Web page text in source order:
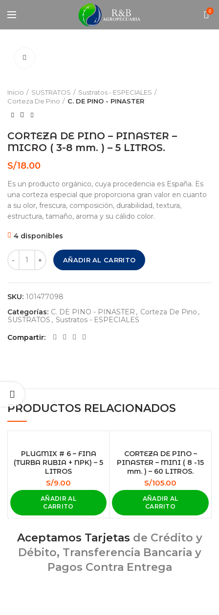
0
Inicio SUSTRATOS
Sustratos - ESPECIALES
Corteza De Pino
C. DE PINO - PINASTER
CORTEZA DE PINO – PINASTER –
MICRO ( 3-8 mm. ) – 5 LITROS.
S/18.00
Es un producto orgánico, cuya procedencia es España. Es
una corteza especial que proporciona gran valor en cuanto
a su olor, frescura, composición, durabilidad, textura,
estructura, tamaño, aroma y su cálido color.
4 disponibles
CORTEZA DE PINO – PINASTER - MICRO ( 3-8 mm. ) – 5
AÑADIR AL CARRITO
SKU: 101477098
Categorías: C. DE PINO - PINASTER , Corteza De Pino ,
SUSTRATOS , Sustratos - ESPECIALES
Compartir
PRODUCTOS RELACIONADOS
PLUGMIX # 6 – FINA
(TURBA RUBIA + NPK) – 5
LITROS
S/9.00
AÑADIR AL
CARRITO
CORTEZA DE PINO –
PINASTER – MINI ( 8 -15
mm. ) – 60 LITROS.
S/105.00
AÑADIR AL
CARRITO
Aceptamos Tarjetas de Crédito y
Débito, Transferencia Bancaria y
Pagos Contra Entrega